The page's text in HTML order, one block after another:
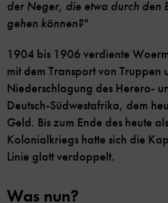
der Neger, die etwa durch den
gehen können?"
1904 bis 1906 verdiente
mit dem Transport von
Niederschlagung des Herero-
Deutsch-Südwestafrika, dem
Geld. Bis zum Ende des heute
Kolonialkriegs hatte sich die
Linie glatt verdoppelt.
Was nun?